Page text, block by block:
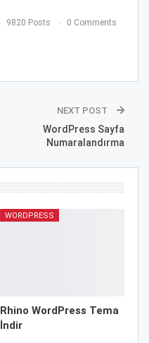
9820 Posts 0 Comments
NEXT POST
WordPress Sayfa
Numaralandırma
WORDPRESS
Rhino WordPress Tema
İndir